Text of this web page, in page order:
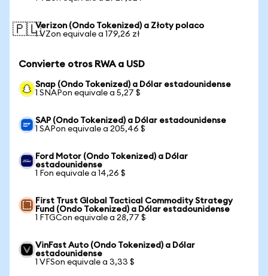
🇵🇱Verizon (Ondo Tokenized) a Złoty polaco
1 VZon equivale a 179,26 zł
Convierte otros RWA a USD
Snap (Ondo Tokenized) a Dólar estadounidense
1 SNAPon equivale a 5,27 $
SAP (Ondo Tokenized) a Dólar estadounidense
1 SAPon equivale a 205,46 $
Ford Motor (Ondo Tokenized) a Dólar
estadounidense
1 Fon equivale a 14,26 $
First Trust Global Tactical Commodity Strategy
Fund (Ondo Tokenized) a Dólar estadounidense
1 FTGCon equivale a 28,77 $
VinFast Auto (Ondo Tokenized) a Dólar
estadounidense
1 VFSon equivale a 3,33 $